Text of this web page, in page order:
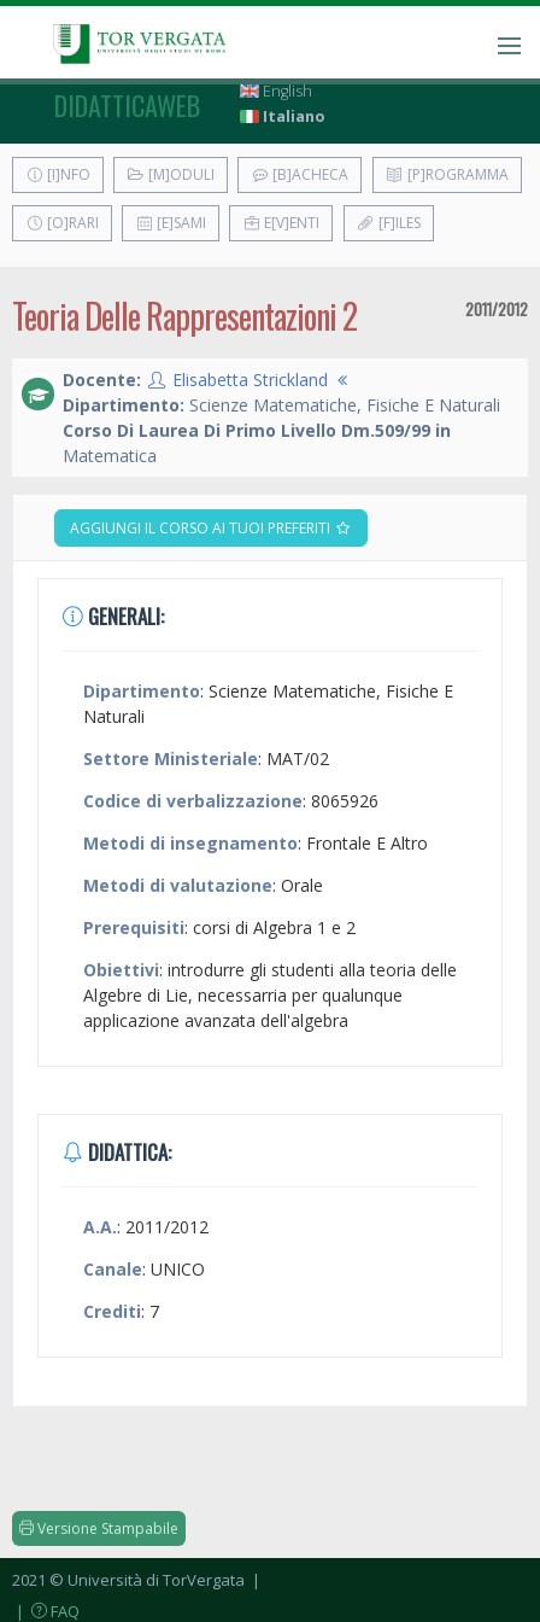
DIDATTICAWEB
English
Italiano
[I]NFO [M]ODULI [B]ACHECA [P]ROGRAMMA
[O]RARI [E]SAMI E[V]ENTI [F]ILES
Teoria Delle Rappresentazioni 2 2011/2012
Docente:
Elisabetta Strickland
Dipartimento: Scienze Matematiche, Fisiche E Naturali
Corso Di Laurea Di Primo Livello Dm.509/99 in
Matematica
AGGIUNGI IL CORSO AI TUOI PREFERITI
GENERALI:
Dipartimento: Scienze Matematiche, Fisiche E
Naturali
Settore Ministeriale: MAT/02
Codice di verbalizzazione: 8065926
Metodi di insegnamento: Frontale E Altro
Metodi di valutazione: Orale
Prerequisiti: corsi di Algebra 1 e 2
Obiettivi: introdurre gli studenti alla teoria delle
Algebre di Lie, necessarria per qualunque
applicazione avanzata dell'algebra
DIDATTICA:
A.A.: 2011/2012
Canale: UNICO
Crediti: 7
Versione Stampabile
2021 © Università di TorVergata
|
FAQ
|